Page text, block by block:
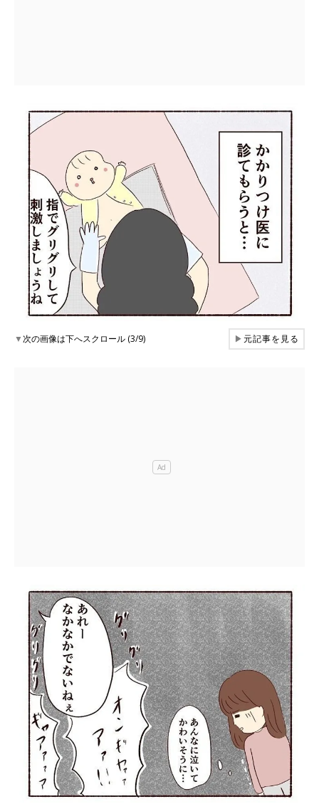
▼次の画像は下へスクロール (3/9) ▶元記事を見る